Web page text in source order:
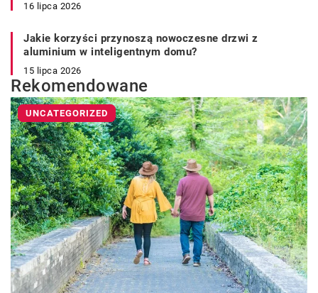
16 lipca 2026
Jakie korzyści przynoszą nowoczesne drzwi z
aluminium w inteligentnym domu?
15 lipca 2026
Rekomendowane
UNCATEGORIZED